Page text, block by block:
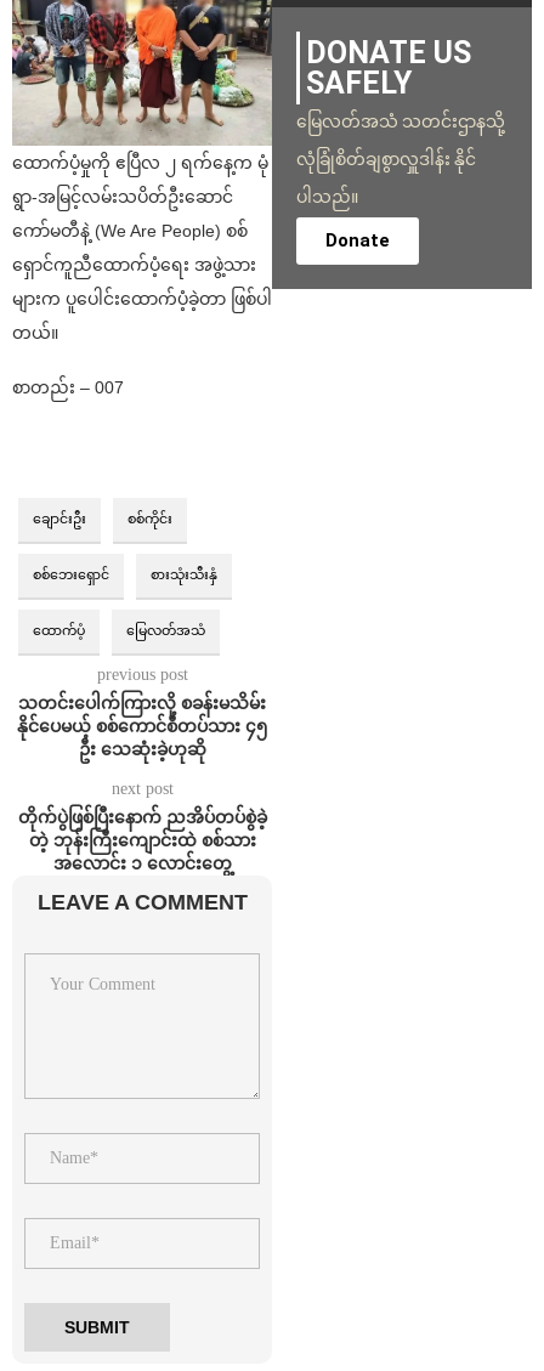
ထောက်ပံ့မှုကို ဧပြီလ ၂ ရက်နေ့က မုံ
ရွာ-အမြင့်လမ်းသပိတ်ဦးဆောင်
ကော်မတီနဲ့ (We Are People) စစ်
ရှောင်ကူညီထောက်ပံ့ရေး အဖွဲ့သား
များက ပူပေါင်းထောက်ပံ့ခဲ့တာ ဖြစ်ပါ
တယ်။
စာတည်း – 007
ချောင်းဦး စစ်ကိုင်း
စစ်ဘေးရှောင် စားသုံးသီးနှံ‌
ထောက်ပံ့ မြေလတ်အသံ
previous post
သတင်းပေါက်ကြားလို့ စခန်းမသိမ်း
နိုင်ပေမယ့် စစ်ကောင်စီတပ်သား ၄၅
ဦး သေဆုံးခဲ့ဟုဆို
next post
တိုက်ပွဲဖြစ်ပြီးနောက် ညအိပ်တပ်စွဲခဲ့
တဲ့ ဘုန်းကြီးကျောင်းထဲ စစ်သား
အလောင်း ၁ လောင်းတွေ့
LEAVE A COMMENT
DONATE US
SAFELY
မြေလတ်အသံ သတင်းဌာနသို့
လုံခြုံစိတ်ချစွာလှူဒါန်း နိုင်
ပါသည်။
Donate